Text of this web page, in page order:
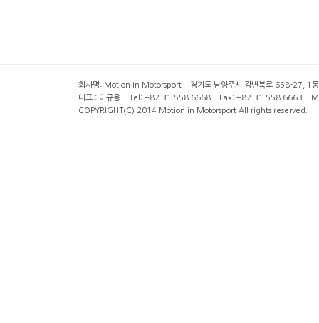
회사명: Motion in Motorsport 경기도 남양주시 강변북로 658-27,
대표 : 이규용 Tel: +82 31 558 6668 Fax: +82 31 558 6663
COPYRIGHT(C) 2014 Motion in Motorsport All rights reserved.